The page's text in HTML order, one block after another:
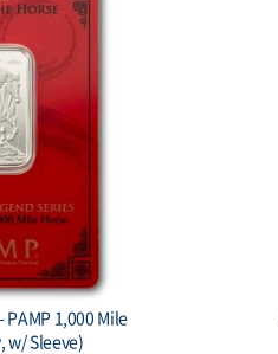
Ag999 1 oz BU